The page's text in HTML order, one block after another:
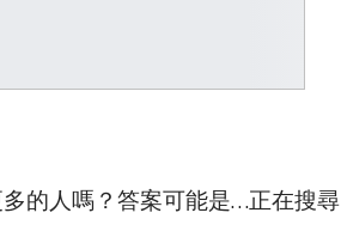
的人嗎？答案可能是…正在搜尋